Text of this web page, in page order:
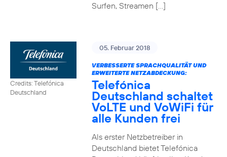
Surfen, Streamen […]
Credits: Telefónica
Deutschland
05. Februar 2018
VERBESSERTE SPRACHQUALITÄT UND
ERWEITERTE NETZABDECKUNG:
Telefónica
Deutschland schaltet
VoLTE und VoWiFi für
alle Kunden frei
Als erster Netzbetreiber in
Deutschland bietet Telefónica